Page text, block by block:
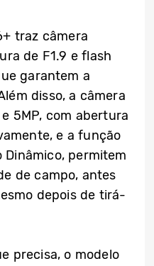
traz câmera
de F1.9 e flash
garantem a
disso, a câmera
5MP, com abertura
e a função
permitem
de campo, antes
depois de tirá-
precisa, o modelo